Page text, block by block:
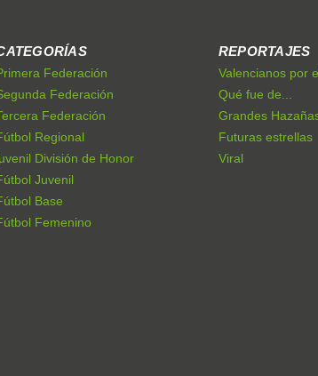
Federación
Federación
Federación
Regional
División de Honor
Juvenil
Base
Femenino
REPORTAJES
Valencianos por
Qué fue de...
Grandes
Futuras estrellas
Viral